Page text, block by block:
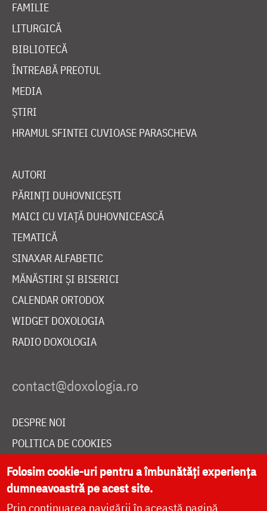
FAMILIE
LITURGICĂ
BIBLIOTECĂ
ÎNTREABĂ PREOTUL
MEDIA
ȘTIRI
HRAMUL SFINTEI CUVIOASE PARASCHEVA
AUTORI
PĂRINȚI DUHOVNICEȘTI
MAICI CU VIAȚĂ DUHOVNICEASCĂ
TEMATICĂ
SINAXAR ALFABETIC
MĂNĂSTIRI ȘI BISERICI
CALENDAR ORTODOX
WIDGET DOXOLOGIA
RADIO DOXOLOGIA
DESPRE NOI
POLITICA DE COOKIES
DONEAZĂ ONLINE PENTRU CATEDRALA NAȚIONALĂ
Folosim cookie-uri pentru a îmbunătăți experiența
dumneavoastră pe acest site.
Prin continuarea navigării în această pagină